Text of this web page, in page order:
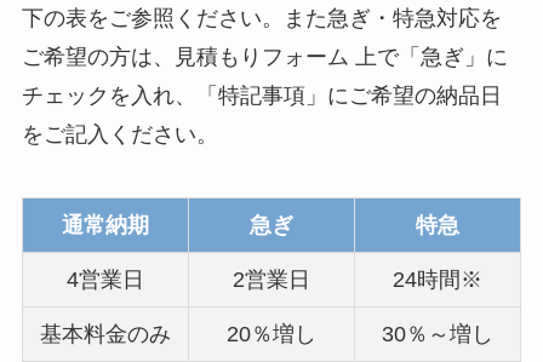
下の表をご参照ください。また急ぎ・特急対応を
ご希望の方は、見積もりフォーム 上で「急ぎ」に
チェックを入れ、「特記事項」にご希望の納品日
をご記入ください。
通常納期 急ぎ 特急
4営業日 2営業日 24時間※
基本料金のみ 20％増し 30％～増し